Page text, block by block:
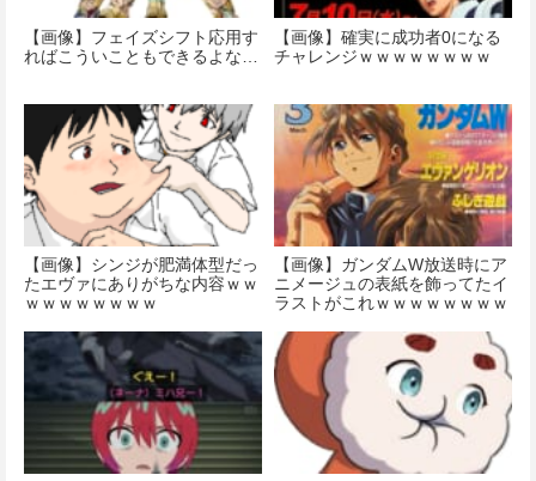
【画像】フェイズシフト応用す
ればこういこともできるよな…
【画像】確実に成功者0になる
チャレンジｗｗｗｗｗｗｗｗ
【画像】シンジが肥満体型だっ
たエヴァにありがちな内容ｗｗ
ｗｗｗｗｗｗｗｗ
【画像】ガンダムW放送時にア
ニメージュの表紙を飾ってたイ
ラストがこれｗｗｗｗｗｗｗｗ